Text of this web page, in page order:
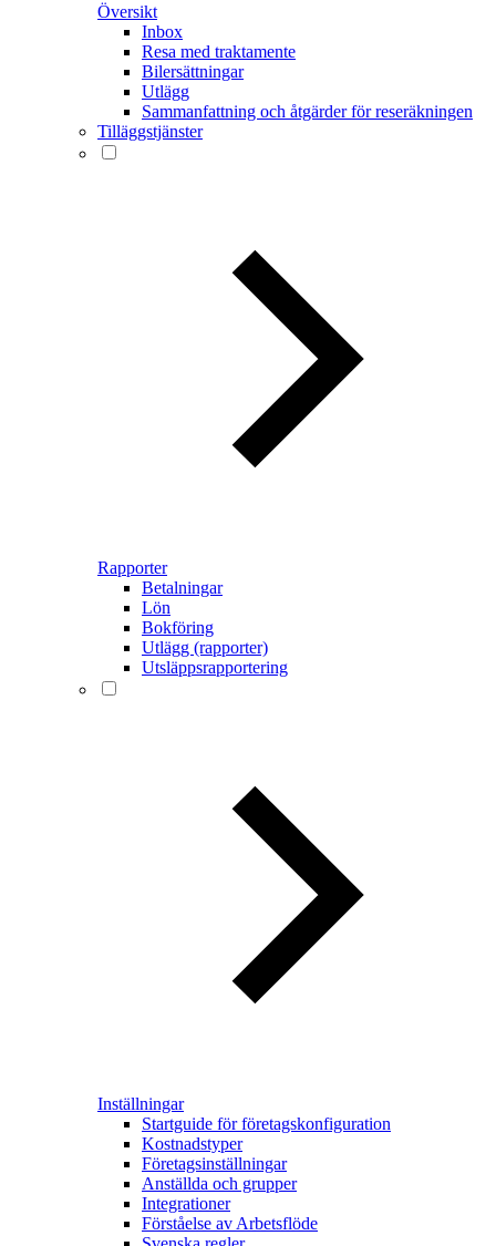
Översikt
Inbox
Resa med traktamente
Bilersättningar
Utlägg
Sammanfattning och åtgärder för reseräkningen
Tilläggstjänster
Rapporter
Betalningar
Lön
Bokföring
Utlägg (rapporter)
Utsläppsrapportering
Inställningar
Startguide för företagskonfiguration
Kostnadstyper
Företagsinställningar
Anställda och grupper
Integrationer
Förståelse av Arbetsflöde